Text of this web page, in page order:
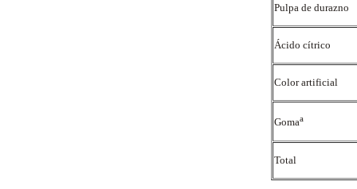
Pulpa de durazno
Ácido cítrico
Color artificial
Gomaa
Total